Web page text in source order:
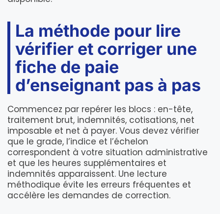
La méthode pour lire
vérifier et corriger une
fiche de paie
d’enseignant pas à pas
Commencez par repérer les blocs : en-tête,
traitement brut, indemnités, cotisations, net
imposable et net à payer. Vous devez vérifier
que le grade, l’indice et l’échelon
correspondent à votre situation administrative
et que les heures supplémentaires et
indemnités apparaissent. Une lecture
méthodique évite les erreurs fréquentes et
accélère les demandes de correction.